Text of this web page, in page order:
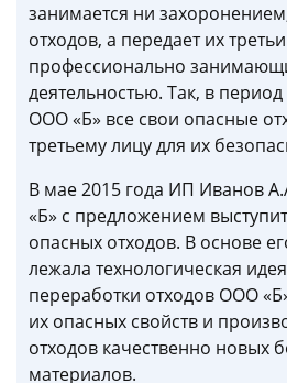
занимается ни
отходов, а передает их
профессионально
деятельностью. Так, в
ООО «Б» все свои опасные
третьему лицу для их
В мае 2015 года ИП Иванов
«Б» с предложением
опасных отходов. В основе
лежала технологическая
переработки отходов ООО
их опасных свойств и
отходов качественно новых
материалов.